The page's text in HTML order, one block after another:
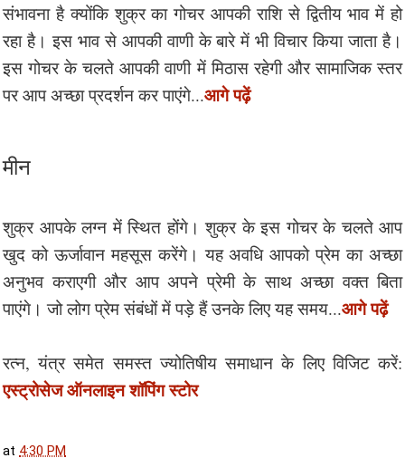
संभावना है क्योंकि शुक्र का गोचर आपकी राशि से द्वितीय भाव में हो
रहा है। इस भाव से आपकी वाणी के बारे में भी विचार किया जाता है।
इस गोचर के चलते आपकी वाणी में मिठास रहेगी और सामाजिक स्तर
पर आप अच्छा प्रदर्शन कर पाएंगे...आगे पढ़ें
मीन
शुक्र आपके लग्न में स्थित होंगे। शुक्र के इस गोचर के चलते आप
खुद को ऊर्जावान महसूस करेंगे। यह अवधि आपको प्रेम का अच्छा
अनुभव कराएगी और आप अपने प्रेमी के साथ अच्छा वक्त बिता
पाएंगे। जो लोग प्रेम संबंधों में पड़े हैं उनके लिए यह समय...आगे पढ़ें
रत्न, यंत्र समेत समस्त ज्योतिषीय समाधान के लिए विजिट करें:
एस्ट्रोसेज ऑनलाइन शॉपिंग स्टोर
at 4:30 PM